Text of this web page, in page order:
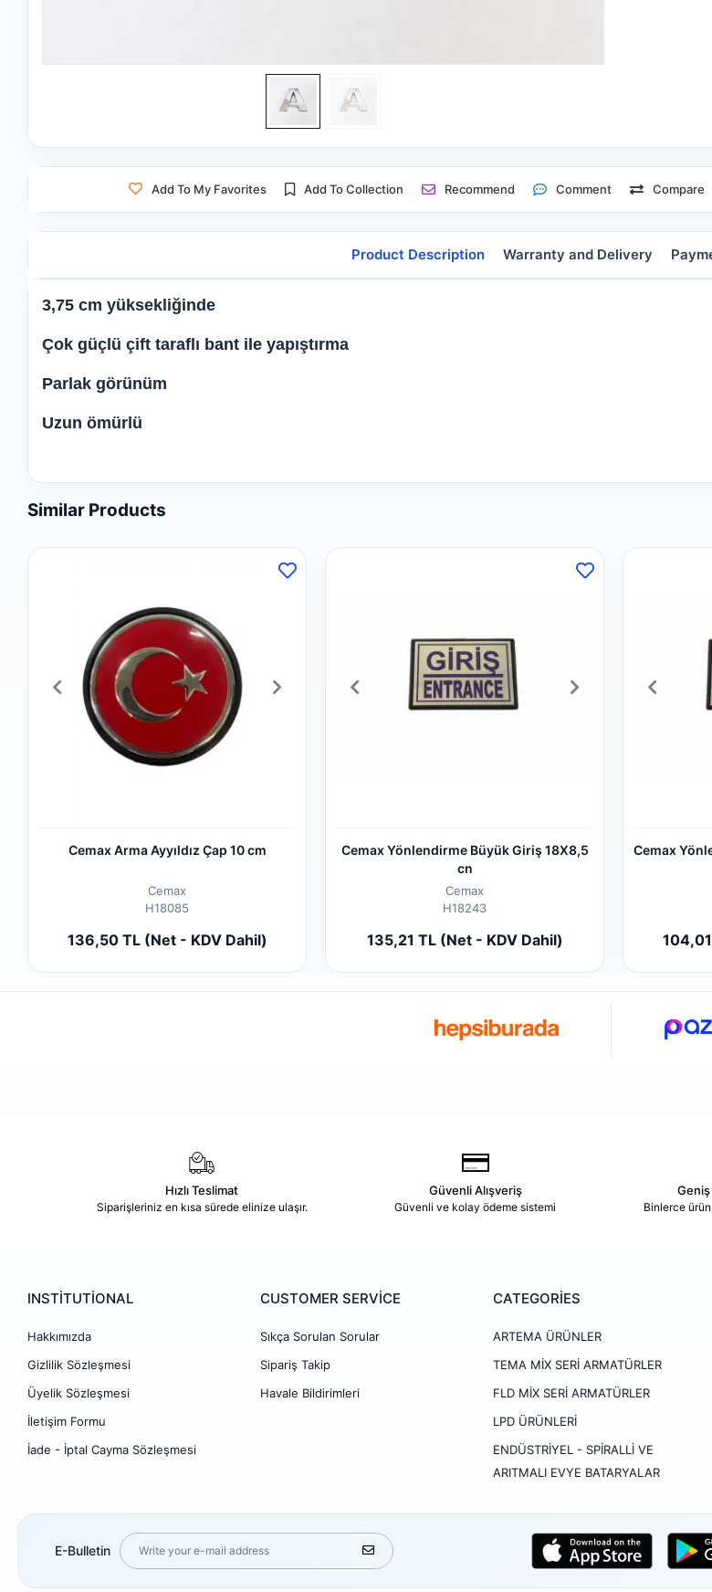
Add To My Favorites Add To Collection Recommend Comment Compare
Product Description Warranty and Delivery
3,75 cm yüksekliğinde
Çok güçlü çift taraflı bant ile yapıştırma
Parlak görünüm
Uzun ömürlü
Similar Products
Cemax Arma Ayyıldız Çap 10 cm
Cemax
H18085
136,50 TL (Net - KDV Dahil)
Cemax Yönlendirme Büyük Giriş 18X8,5
cn
Cemax
H18243
135,21 TL (Net - KDV Dahil)
Cemax
Hızlı Teslimat
Siparişleriniz en kısa sürede elinize ulaşır.
Güvenli Alışveriş
Güvenli ve kolay ödeme sistemi Binlerce
INSTİTUTİONAL
Hakkımızda
Gizlilik Sözleşmesi
Üyelik Sözleşmesi
İletişim Formu
İade - İptal Cayma Sözleşmesi
CUSTOMER SERVİCE
Sıkça Sorulan Sorular
Sipariş Takip
Havale Bildirimleri
CATEGORİES
ARTEMA ÜRÜNLER
TEMA MİX SERİ ARMATÜRLER
FLD MİX SERİ ARMATÜRLER
LPD ÜRÜNLERİ
ENDÜSTRİYEL - SPİRALLİ VE
ARITMALI EVYE BATARYALAR
E-Bulletin